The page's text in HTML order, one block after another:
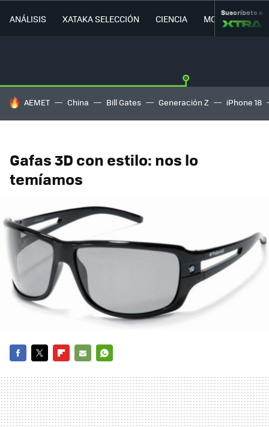
ANÁLISIS XATAKA SELECCIÓN CIENCIA MOVILIDAD
Suscríbete a
HOY SE HABLA DE
AEMET China Bill Gates Generación Z iPhone 18
Gafas 3D con estilo: nos lo
temíamos
MAIL